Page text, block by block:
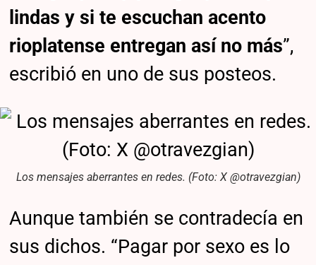
lindas y si te escuchan acento
rioplatense entregan así no más”,
escribió en uno de sus posteos.
Los mensajes aberrantes en redes. (Foto: X @otravezgian)
Aunque también se contradecía en
sus dichos. “Pagar por sexo es lo